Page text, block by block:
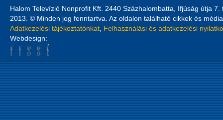
Halom Televízió Nonprofit Kft. 2440 Százhalombatta, Ifjúság útja
2013. © Minden jog fenntartva. Az oldalon található cikkek és
Adatkezelési tájékoztatónkat Felhasználási és adatkezelési
Webdesign: